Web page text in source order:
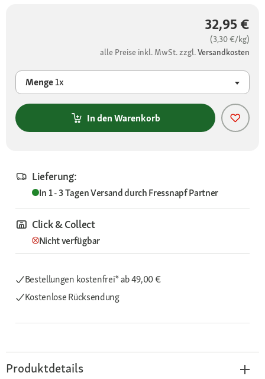
32,95 €
(3,30 €/kg)
alle Preise inkl. MwSt. zzgl.Versandkosten
Menge1x
In den Warenkorb
Lieferung:
In 1 - 3 TagenVersand durchFressnapf Partner
Click & Collect
Nicht verfügbar
Bestellungen kostenfrei*ab 49,00 €
Kostenlose Rücksendung
Produktdetails